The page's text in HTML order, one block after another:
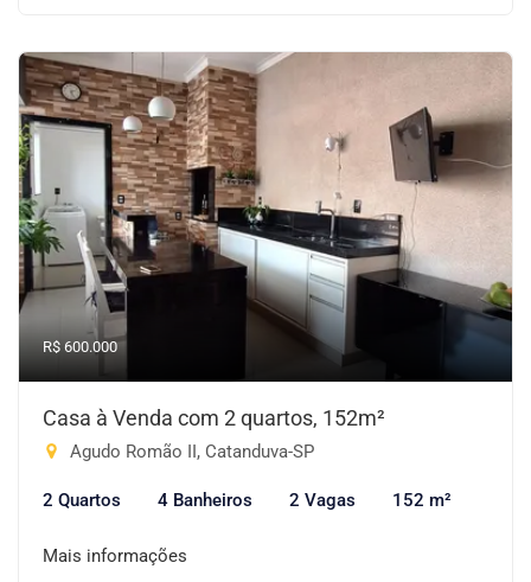
R$ 600.000
Casa à Venda com 2 quartos, 152m²
Agudo Romão II, Catanduva-SP
2 Quartos 4 Banheiros 2 Vagas 152 m²
Mais informações